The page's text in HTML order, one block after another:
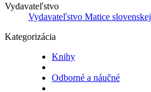
Vydavateľstvo
Vydavateľstvo Matice slovenskej
Kategorizácia
Knihy
Odborné a náučné